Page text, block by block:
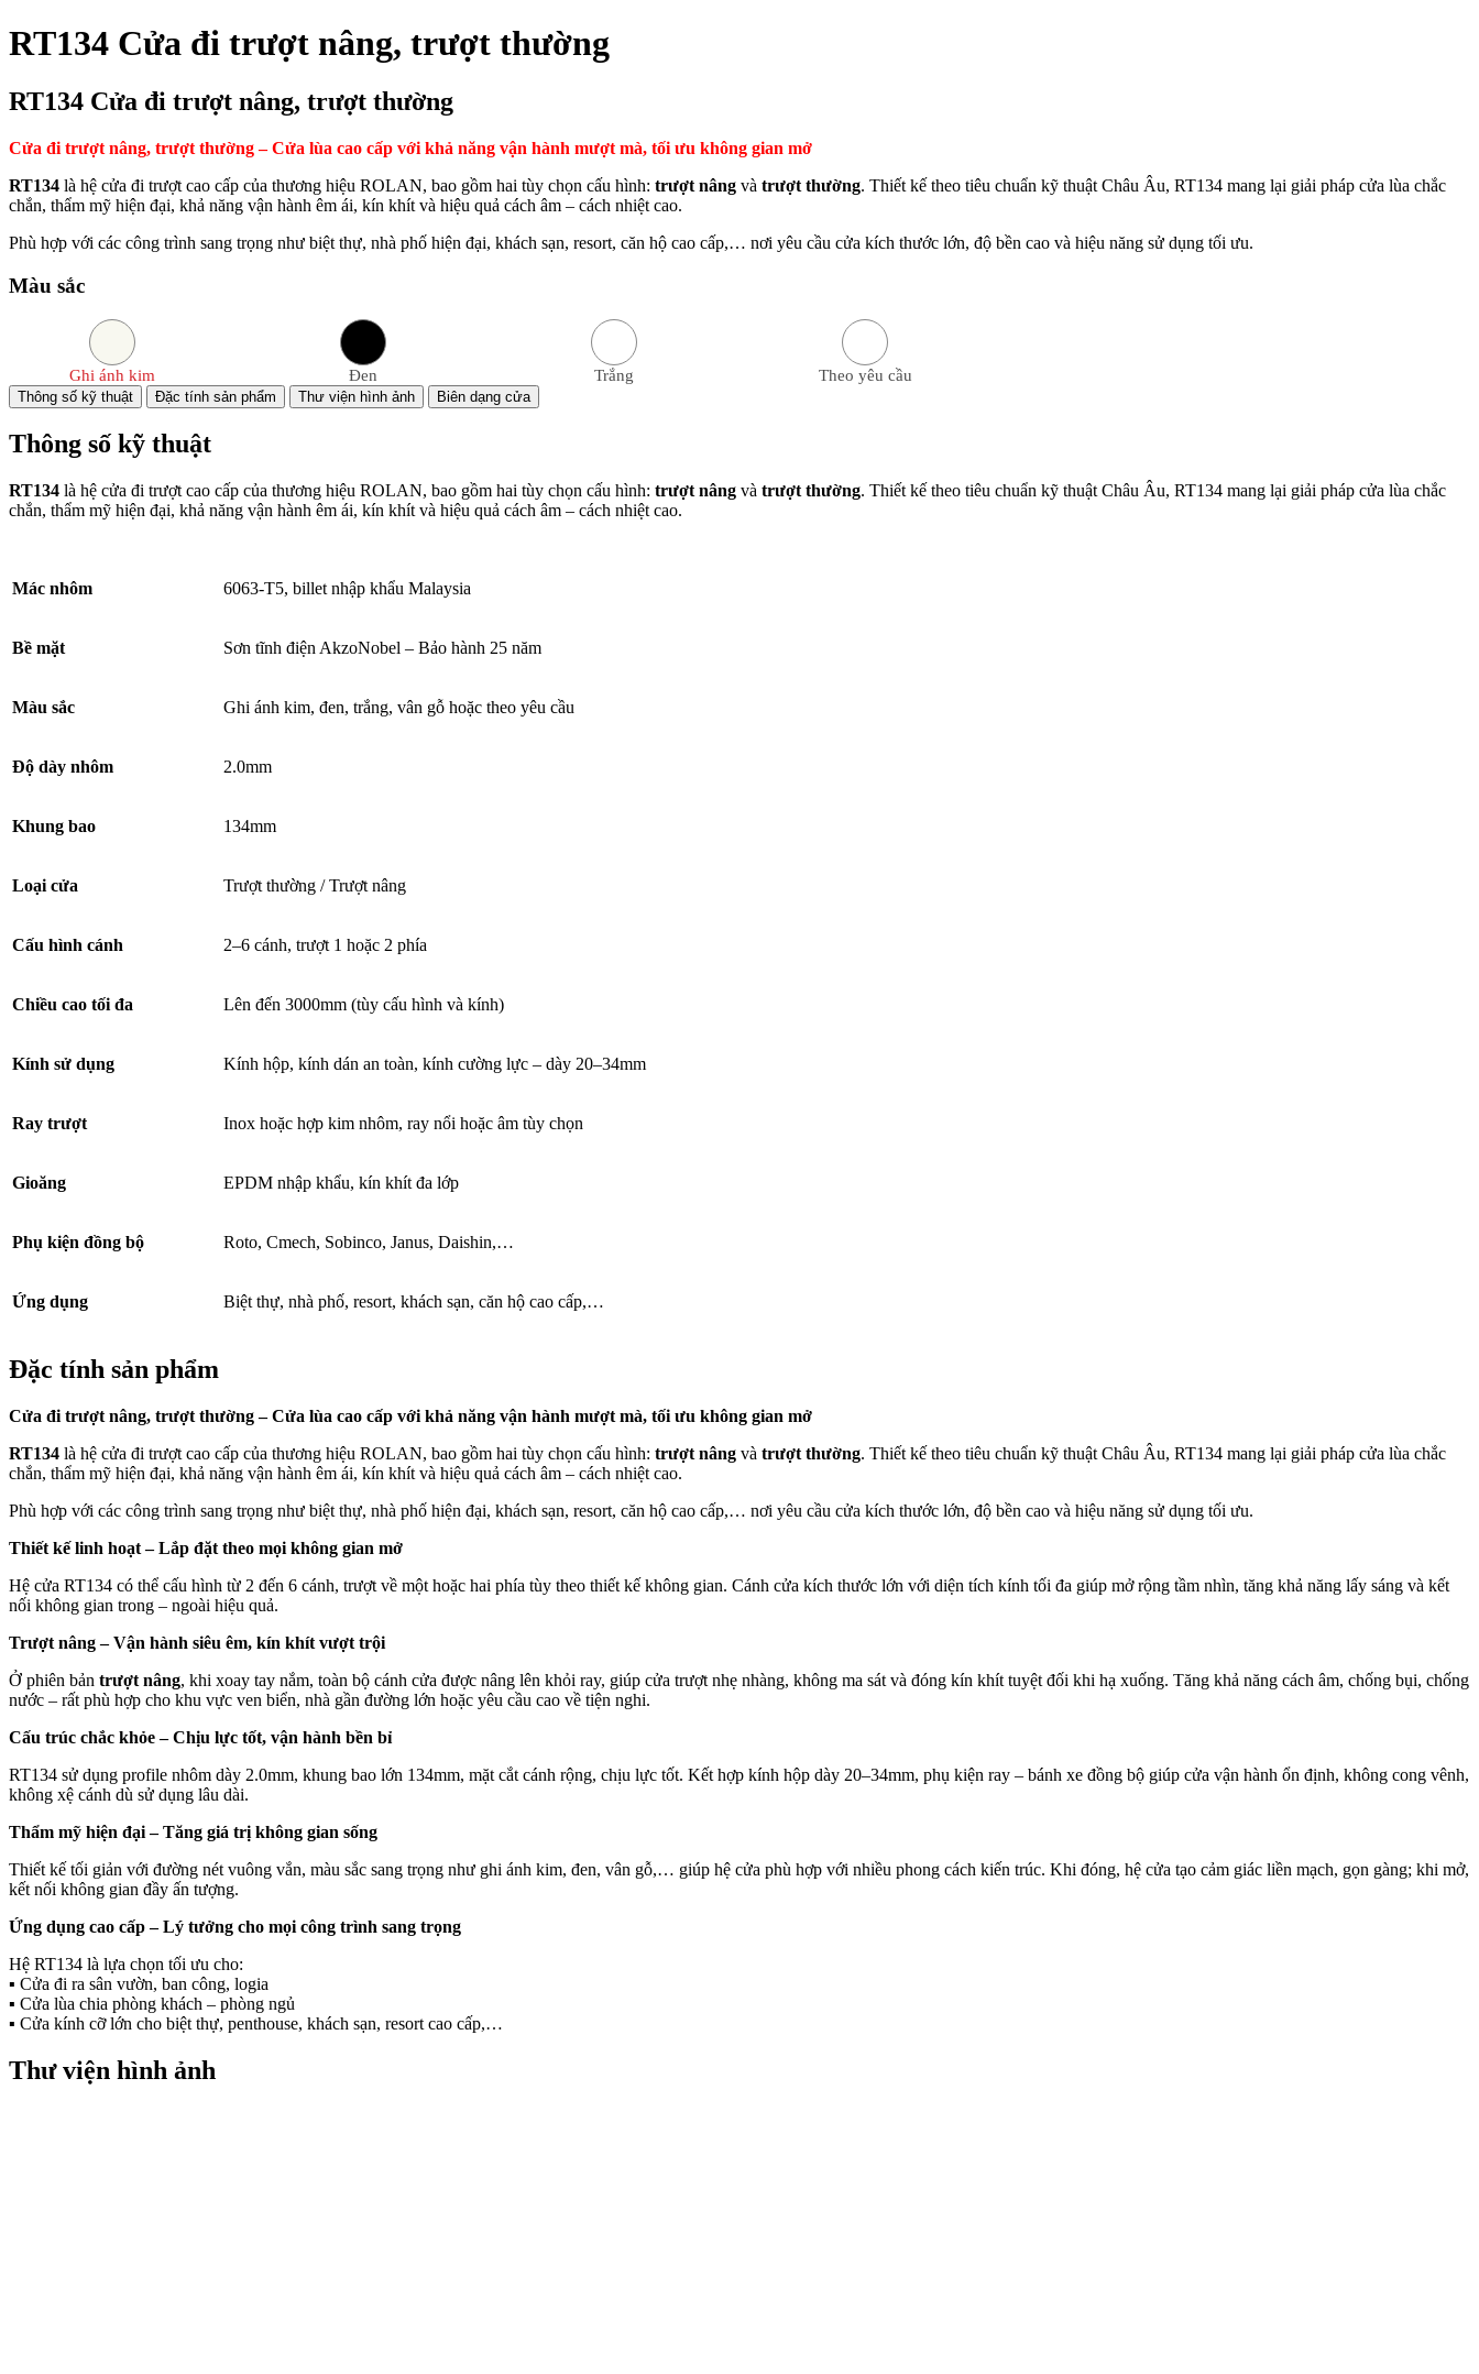
RT134 Cửa đi trượt nâng, trượt thường
RT134 Cửa đi trượt nâng, trượt thường
Cửa đi trượt nâng, trượt thường – Cửa lùa cao cấp với khả năng vận hành mượt mà, tối ưu không gian mở
RT134 là hệ cửa đi trượt cao cấp của thương hiệu ROLAN, bao gồm hai tùy chọn cấu hình: trượt nâng và trượt thường. Thiết kế theo tiêu chuẩn kỹ thuật Châu Âu, RT134 mang lại giải pháp cửa lùa chắc
chắn, thẩm mỹ hiện đại, khả năng vận hành êm ái, kín khít và hiệu quả cách âm – cách nhiệt cao.
Phù hợp với các công trình sang trọng như biệt thự, nhà phố hiện đại, khách sạn, resort, căn hộ cao cấp,… nơi yêu cầu cửa kích thước lớn, độ bền cao và hiệu năng sử dụng tối ưu.
Màu sắc
Ghi ánh kim Đen Trắng Theo yêu cầu
Thông số kỹ thuật Đặc tính sản phẩm Thư viện hình ảnh Biên dạng cửa
Thông số kỹ thuật
RT134 là hệ cửa đi trượt cao cấp của thương hiệu ROLAN, bao gồm hai tùy chọn cấu hình: trượt nâng và trượt thường. Thiết kế theo tiêu chuẩn kỹ thuật Châu Âu, RT134 mang lại giải pháp cửa lùa chắc
chắn, thẩm mỹ hiện đại, khả năng vận hành êm ái, kín khít và hiệu quả cách âm – cách nhiệt cao.
Mác nhôm 6063-T5, billet nhập khẩu Malaysia
Bề mặt Sơn tĩnh điện AkzoNobel – Bảo hành 25 năm
Màu sắc Ghi ánh kim, đen, trắng, vân gỗ hoặc theo yêu cầu
Độ dày nhôm 2.0mm
Khung bao 134mm
Loại cửa Trượt thường / Trượt nâng
Cấu hình cánh 2–6 cánh, trượt 1 hoặc 2 phía
Chiều cao tối đa Lên đến 3000mm (tùy cấu hình và kính)
Kính sử dụng Kính hộp, kính dán an toàn, kính cường lực – dày 20–34mm
Ray trượt Inox hoặc hợp kim nhôm, ray nổi hoặc âm tùy chọn
Gioăng EPDM nhập khẩu, kín khít đa lớp
Phụ kiện đồng bộ Roto, Cmech, Sobinco, Janus, Daishin,…
Ứng dụng Biệt thự, nhà phố, resort, khách sạn, căn hộ cao cấp,…
Đặc tính sản phẩm
Cửa đi trượt nâng, trượt thường – Cửa lùa cao cấp với khả năng vận hành mượt mà, tối ưu không gian mở
RT134 là hệ cửa đi trượt cao cấp của thương hiệu ROLAN, bao gồm hai tùy chọn cấu hình: trượt nâng và trượt thường. Thiết kế theo tiêu chuẩn kỹ thuật Châu Âu, RT134 mang lại giải pháp cửa lùa chắc
chắn, thẩm mỹ hiện đại, khả năng vận hành êm ái, kín khít và hiệu quả cách âm – cách nhiệt cao.
Phù hợp với các công trình sang trọng như biệt thự, nhà phố hiện đại, khách sạn, resort, căn hộ cao cấp,… nơi yêu cầu cửa kích thước lớn, độ bền cao và hiệu năng sử dụng tối ưu.
Thiết kế linh hoạt – Lắp đặt theo mọi không gian mở
Hệ cửa RT134 có thể cấu hình từ 2 đến 6 cánh, trượt về một hoặc hai phía tùy theo thiết kế không gian. Cánh cửa kích thước lớn với diện tích kính tối đa giúp mở rộng tầm nhìn, tăng khả năng lấy sáng và kết
nối không gian trong – ngoài hiệu quả.
Trượt nâng – Vận hành siêu êm, kín khít vượt trội
Ở phiên bản trượt nâng, khi xoay tay nắm, toàn bộ cánh cửa được nâng lên khỏi ray, giúp cửa trượt nhẹ nhàng, không ma sát và đóng kín khít tuyệt đối khi hạ xuống. Tăng khả năng cách âm, chống bụi, chống
nước – rất phù hợp cho khu vực ven biển, nhà gần đường lớn hoặc yêu cầu cao về tiện nghi.
Cấu trúc chắc khỏe – Chịu lực tốt, vận hành bền bỉ
RT134 sử dụng profile nhôm dày 2.0mm, khung bao lớn 134mm, mặt cắt cánh rộng, chịu lực tốt. Kết hợp kính hộp dày 20–34mm, phụ kiện ray – bánh xe đồng bộ giúp cửa vận hành ổn định, không cong vênh,
không xệ cánh dù sử dụng lâu dài.
Thẩm mỹ hiện đại – Tăng giá trị không gian sống
Thiết kế tối giản với đường nét vuông vắn, màu sắc sang trọng như ghi ánh kim, đen, vân gỗ,… giúp hệ cửa phù hợp với nhiều phong cách kiến trúc. Khi đóng, hệ cửa tạo cảm giác liền mạch, gọn gàng; khi mở,
kết nối không gian đầy ấn tượng.
Ứng dụng cao cấp – Lý tưởng cho mọi công trình sang trọng
Hệ RT134 là lựa chọn tối ưu cho:
▪️ Cửa đi ra sân vườn, ban công, logia
▪️ Cửa lùa chia phòng khách – phòng ngủ
▪️ Cửa kính cỡ lớn cho biệt thự, penthouse, khách sạn, resort cao cấp,…
Thư viện hình ảnh